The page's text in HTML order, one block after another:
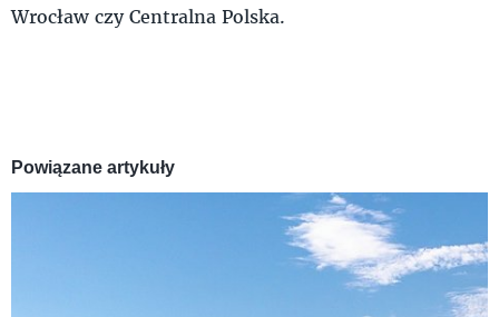
Wrocław czy Centralna Polska.
Powiązane artykuły